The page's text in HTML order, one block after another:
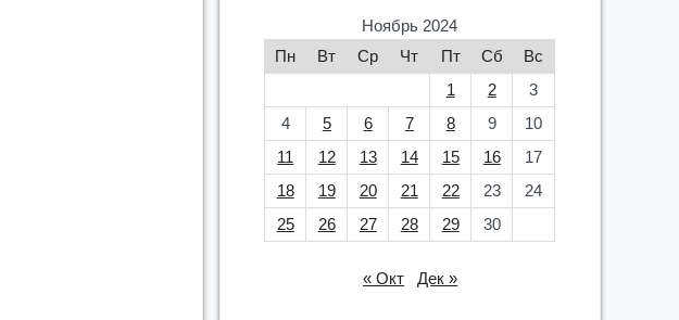
Ноябрь 2024
Пн
Вт Ср Чт Пт Сб
Вс
1
2
3
4
5 6 7 8 9
10
11
12 13 14 15 16
17
18
19 20 21 22 23
24
25
26 27 28 29 30
« Окт Дек »